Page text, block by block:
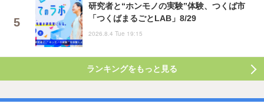
研究者と“ホンモノの実験”体験、つくば市
「つくばまるごとLAB」8/29
2026.8.4 Tue 19:15
ランキングをもっと見る